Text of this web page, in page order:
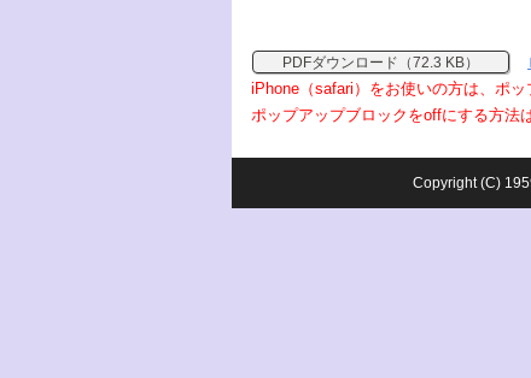
PDFダウンロード（72.3 KB）
iPhone（safari）をお使いの方は、ポ
ポップアップブロックをoffにする方法は
Copyright (C)